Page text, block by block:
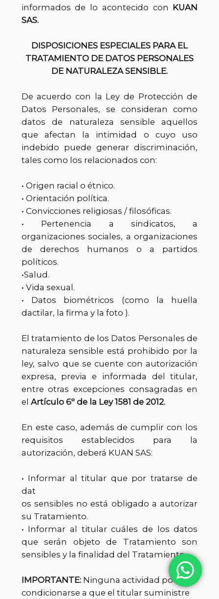
informados de lo acontecido con KUAN
SAS.
DISPOSICIONES ESPECIALES PARA EL
TRATAMIENTO DE DATOS PERSONALES
DE NATURALEZA SENSIBLE.
De acuerdo con la Ley de Protección de
Datos Personales, se consideran como
datos de naturaleza sensible aquellos
que afectan la intimidad o cuyo uso
indebido puede generar discriminación,
tales como los relacionados con:
• Origen racial o étnico.
• Orientación política.
• Convicciones religiosas / filosóficas.
• Pertenencia a sindicatos, a
organizaciones sociales, a organizaciones
de derechos humanos o a partidos
políticos.
•Salud.
• Vida sexual.
• Datos biométricos (como la huella
dactilar, la firma y la foto ).
El tratamiento de los Datos Personales de
naturaleza sensible está prohibido por la
ley, salvo que se cuente con autorización
expresa, previa e informada del titular,
entre otras excepciones consagradas en
el Artículo 6º de la Ley 1581 de 2012.
En este caso, además de cumplir con los
requisitos establecidos para la
autorización, deberá KUAN SAS:
• Informar al titular que por tratarse de
dat
os sensibles no está obligado a autorizar
su Tratamiento.
• Informar al titular cuáles de los datos
que serán objeto de Tratamiento son
sensibles y la finalidad del Tratamiento.
IMPORTANTE: Ninguna actividad podrá
condicionarse a que el titular suministre